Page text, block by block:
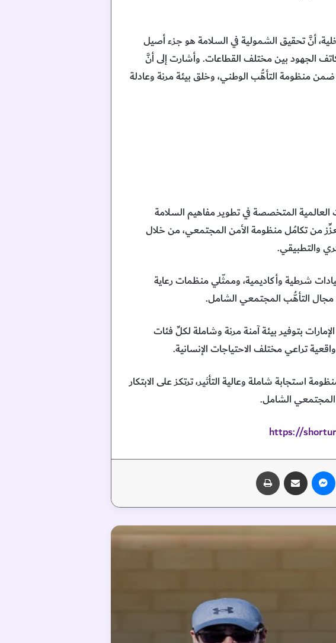
أنَّ تحقيق الشمولية في السلامة هو جزء أصيل
الجهود بين مختلف القطاعات. وأشارت إلى أنَّ
منظومة التأهُّب الوطني، وخلق بيئة مرنة وعادلة
المتخصصة في تطوير مفاهيم السلامة
من تكامُل منظومة الأمن المجتمعي، من خلال
والتطبيقي.
شرطية وأكاديمية، وممثّلي منظمات رعاية
التأهُّب المجتمعي الشامل.
بتوفير بيئة آمنة مرنة وشاملة لكلِّ فئات
تراعي مختلف الاحتياجات الإنسانية.
استجابة شاملة وعالية التأثير، ترتكز على الابتكار
المجتمعي الشامل.
https://